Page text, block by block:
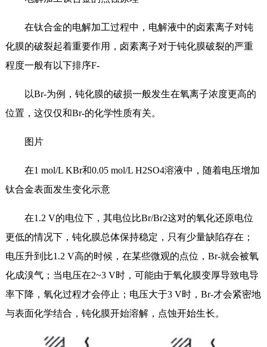
在钛合金的电解加工过程中，电解液中的卤素离子对钝
化膜的破裂起着重要作用，卤素离子对于钝化膜破裂的严重
程度一般有以下排序F-
以Br-为例，钝化膜的破损一般发生在氧离子浓度更高的
位置，这仅仅和Br-的化学性质有关。
图片
在1 mol/L KBr和0.05 mol/L H2SO4溶液中，随着电压增加
钛合金表面发生变化示意
在1.2 V的电位下，其电位比Br/Br2这对的氧化还原电位
更低的情况下，钝化膜总体保持稳定，只有少量缺陷存在；
电压升到比1.2 V高的时候，在某些微观的点位，Br-就会被氧
化成溴气；当电压在2~3 V时，可能由于氧化膜变厚导致电导
率下降，氧化过程才会停止；电压大于3 V时，Br-才会紧密地
与表面化学结合，钝化膜开始溶解，点蚀开始生长。